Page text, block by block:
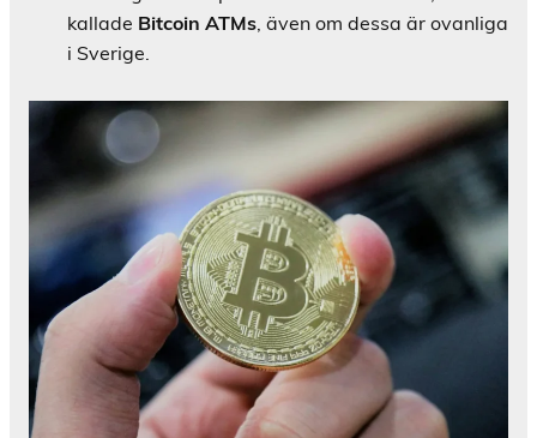
kallade Bitcoin ATMs , även om dessa är ovanliga
i Sverige.